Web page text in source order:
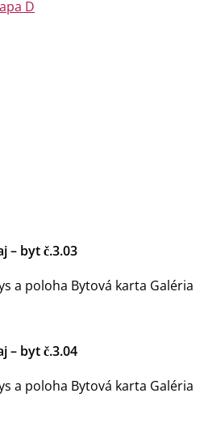
D
– byt č.3.03
a poloha Bytová karta Galéria
– byt č.3.04
a poloha Bytová karta Galéria